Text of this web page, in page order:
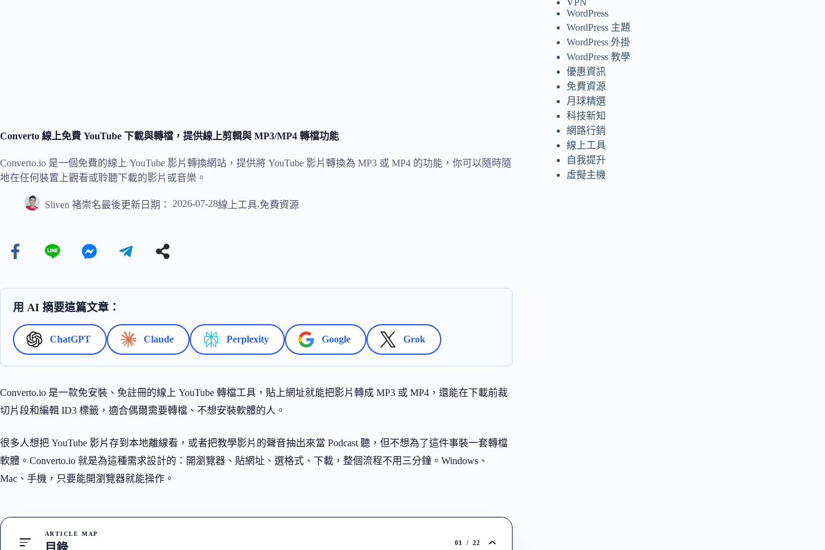
Converto 線上免費 YouTube 下載與轉檔，提供線上剪輯與 MP3/MP4 轉檔功能
Converto.io 是一個免費的線上 YouTube 影片轉換網站，提供將 YouTube 影片轉換為 MP3 或 MP4 的功能，你可以隨時隨
地在任何裝置上觀看或聆聽下載的影片或音樂。
Sliven 褚崇名最後更新日期： 2026-07-28線上工具,免費資源
用 AI 摘要這篇文章：
ChatGPT Claude Perplexity Google Grok
Converto.io 是一款免安裝、免註冊的線上 YouTube 轉檔工具，貼上網址就能把影片轉成 MP3 或 MP4，還能在下載前裁
切片段和編輯 ID3 標籤，適合偶爾需要轉檔、不想安裝軟體的人。
很多人想把 YouTube 影片存到本地離線看，或者把教學影片的聲音抽出來當 Podcast 聽，但不想為了這件事裝一套轉檔
軟體。Converto.io 就是為這種需求設計的：開瀏覽器、貼網址、選格式、下載，整個流程不用三分鐘。Windows、
Mac、手機，只要能開瀏覽器就能操作。
ARTICLE MAP
01 / 22
WordPress
WordPress 主題
WordPress 外掛
WordPress 教學
優惠資訊
免費資源
月球精選
科技新知
網路行銷
線上工具
自我提升
虛擬主機